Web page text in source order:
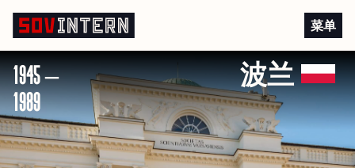
菜单
波兰人民共和国的科学
1945 –
1989
波兰